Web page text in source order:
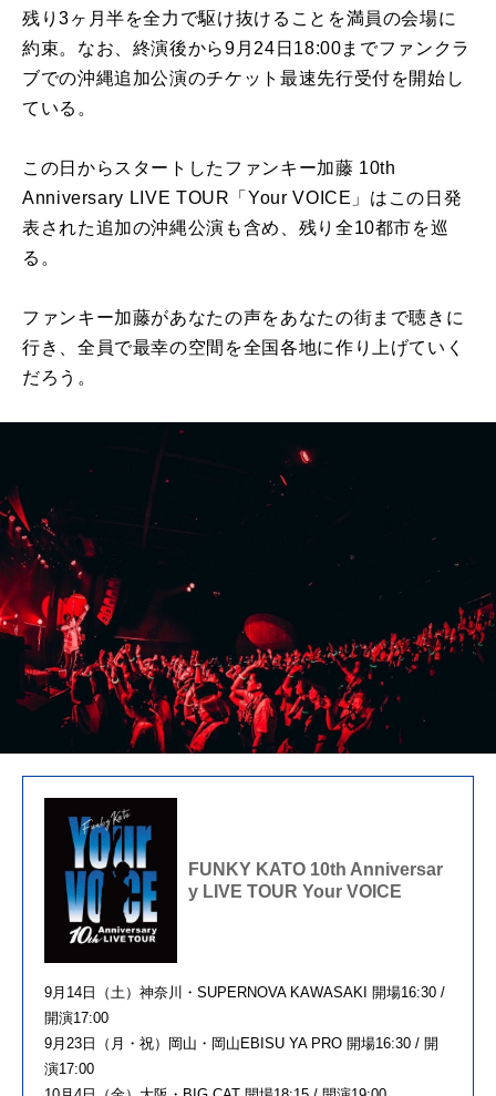
残り3ヶ月半を全力で駆け抜けることを満員の会場に
約束。なお、終演後から9月24日18:00までファンクラ
ブでの沖縄追加公演のチケット最速先行受付を開始し
ている。
この日からスタートしたファンキー加藤 10th
Anniversary LIVE TOUR「Your VOICE」はこの日発
表された追加の沖縄公演も含め、残り全10都市を巡
る。
ファンキー加藤があなたの声をあなたの街まで聴きに
行き、全員で最幸の空間を全国各地に作り上げていく
だろう。
FUNKY KATO 10th Anniversar
y LIVE TOUR Your VOICE
9月14日（土）神奈川・SUPERNOVA KAWASAKI 開場16:30 /
開演17:00
9月23日（月・祝）岡山・岡山EBISU YA PRO 開場16:30 / 開
演17:00